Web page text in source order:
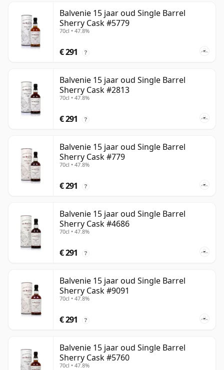
Balvenie 15 jaar oud Single Barrel
Sherry Cask #5779
70cl • 47.8%
€ 291 ?
Balvenie 15 jaar oud Single Barrel
Sherry Cask #2813
70cl • 47.8%
€ 291 ?
Balvenie 15 jaar oud Single Barrel
Sherry Cask #779
70cl • 47.8%
€ 291 ?
Balvenie 15 jaar oud Single Barrel
Sherry Cask #4686
70cl • 47.8%
€ 291 ?
Balvenie 15 jaar oud Single Barrel
Sherry Cask #9091
70cl • 47.8%
€ 291 ?
Balvenie 15 jaar oud Single Barrel
Sherry Cask #5760
70cl • 47.8%